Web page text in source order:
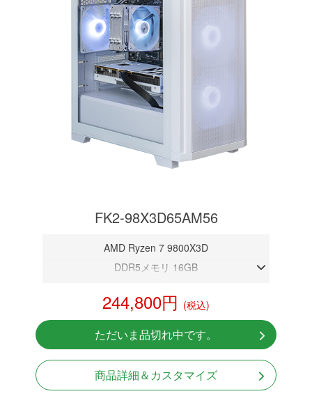
FK2-98X3D65AM56
AMD Ryzen 7 9800X3D
DDR5メモリ 16GB
NVMeSSD 1TB
Windows11 Home 64bit
244,800円 (税込)
ただいま品切れ中です。
商品詳細＆カスタマイズ